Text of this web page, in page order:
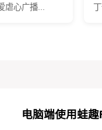
虐心广播...
电脑端使用蛙趣